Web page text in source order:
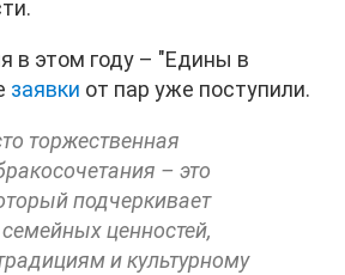
в этом году – "Едины в
заявки от пар уже поступили.
торжественная
– это
подчеркивает
ценностей,
и культурному